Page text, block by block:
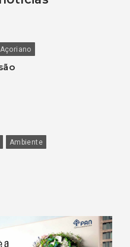
Ambiente